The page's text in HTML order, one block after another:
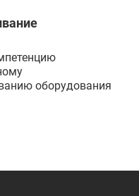
оборудования